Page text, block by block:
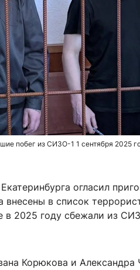
побег из СИЗО-1 1 сентября 2025
огласил
внесены в список
в 2025 году сбежали из
Корюкова и Александра